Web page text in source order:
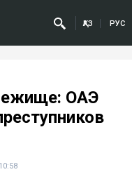
ҚАЗ РУС
ОАЭ